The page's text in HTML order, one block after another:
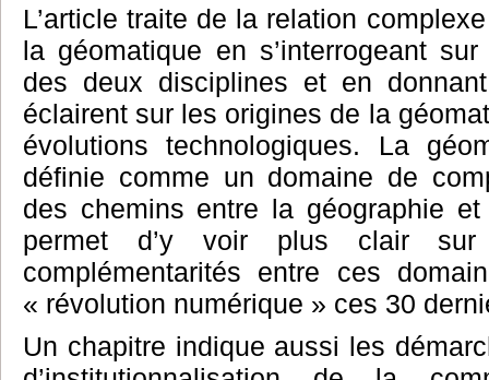
L’article traite de la relation
la géomatique en s’interrogeant
des deux disciplines et en
éclairent sur les origines de la
évolutions technologiques. La
définie comme un domaine de
des chemins entre la géographie et
permet d’y voir plus clair
complémentarités entre ces
« révolution numérique » ces 30
Un chapitre indique aussi les